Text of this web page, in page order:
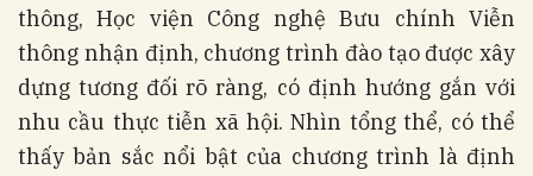
thông, Học viện Công nghệ Bưu chính Viễn
thông nhận định, chương trình đào tạo được xây
dựng tương đối rõ ràng, có định hướng gắn với
nhu cầu thực tiễn xã hội. Nhìn tổng thể, có thể
thấy bản sắc nổi bật của chương trình là định